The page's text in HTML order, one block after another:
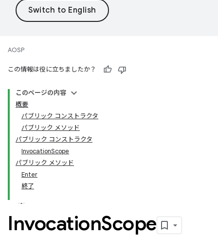
AOSP
この情報は役に立ちましたか？
このページの内容
概要
パブリック コンストラクタ
パブリック メソッド
パブリック コンストラクタ
InvocationScope
パブリック メソッド
Enter
終了
InvocationScope